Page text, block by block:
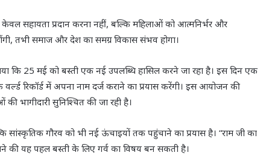
सहायता प्रदान करना नहीं, बल्कि महिलाओं को आत्मनिर्भर और
तभी समाज और देश का समग्र विकास संभव होगा।
कि 25 मई को बस्ती एक नई उपलब्धि हासिल करने जा रहा है। इस दिन एक
रिकॉर्ड में अपना नाम दर्ज कराने का प्रयास करेंगी। इस आयोजन की
भागीदारी सुनिश्चित की जा रही है।
गौरव को भी नई ऊंचाइयों तक पहुंचाने का प्रयास है। “राम जी का
की यह पहल बस्ती के लिए गर्व का विषय बन सकती है।